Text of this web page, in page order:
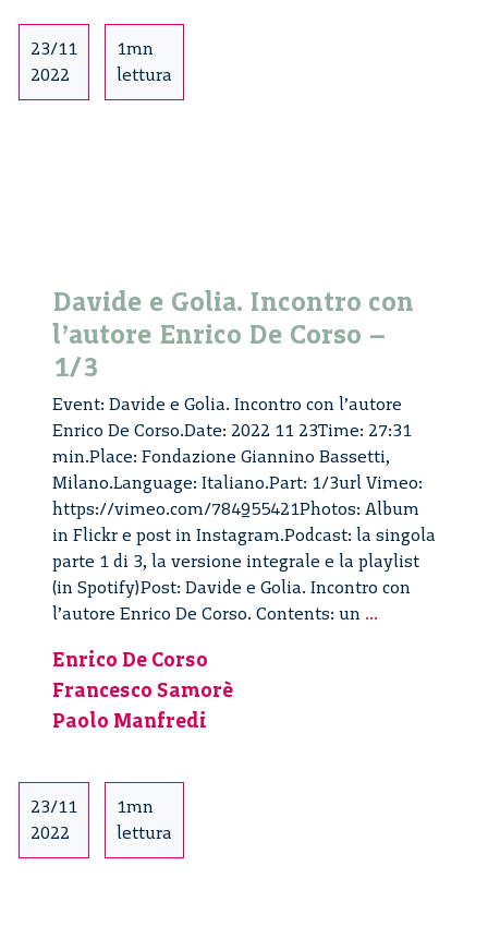
23/11
2022
1mn
lettura
Davide e Golia. Incontro con
l’autore Enrico De Corso –
1/3
Event: Davide e Golia. Incontro con l’autore
Enrico De Corso.Date: 2022 11 23Time: 27:31
min.Place: Fondazione Giannino Bassetti,
Milano.Language: Italiano.Part: 1/3url Vimeo:
https://vimeo.com/784955421Photos: Album
in Flickr e post in Instagram.Podcast: la singola
parte 1 di 3, la versione integrale e la playlist
(in Spotify)Post: Davide e Golia. Incontro con
l’autore Enrico De Corso. Contents: un ...
Enrico De Corso
Francesco Samorè
Paolo Manfredi
23/11
2022
1mn
lettura